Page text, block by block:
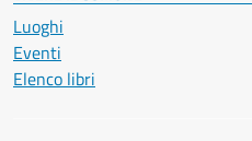
Luoghi
Eventi
Elenco libri